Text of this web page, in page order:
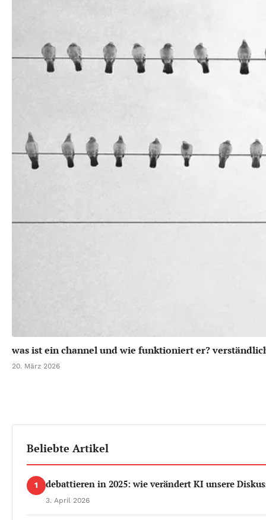
was ist ein channel und wie funktioniert er?
20. März 2026
Beliebte Artikel
1 debattieren in 2025: wie verändert KI unsere
3. April 2026